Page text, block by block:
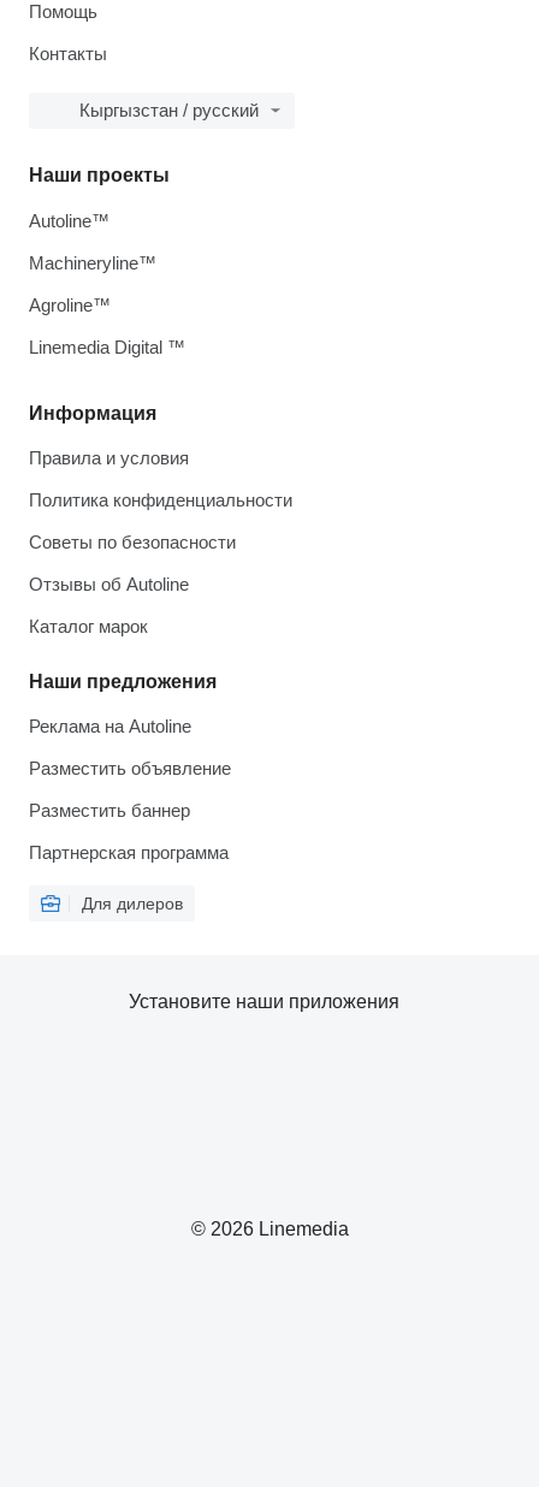
Помощь
Контакты
Кыргызстан / русский
Информация
Правила и условия
Политика конфиденциальности
Советы по безопасности
Отзывы об Autoline
Каталог марок
Наши предложения
Реклама на Autoline
Разместить объявление
Разместить баннер
Партнерская программа
Для дилеров
Наши проекты
Autoline™
Machineryline™
Agroline™
Linemedia Digital ™
© 2026 Linemedia
Установите наши приложения